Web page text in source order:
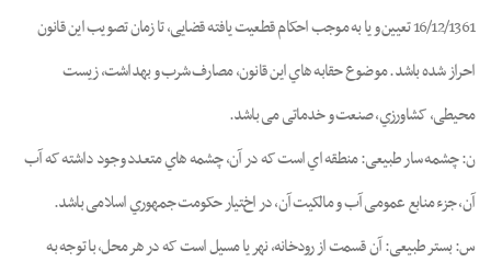
16/12/1361 ﺗﻌﯿﯿﻦ و ﯾﺎ ﺑﻪ ﻣﻮﺟﺐ اﺣﮑﺎم ﻗﻄﻌﯿﺖ ﯾﺎﻓﺘﻪ ﻗﻀﺎﯾﯽ، ﺗﺎ زﻣﺎن ﺗﺼﻮﯾﺐ اﯾﻦ ﻗﺎﻧﻮن
اﺣﺮاز ﺷﺪه ﺑﺎﺷﺪ. ﻣﻮﺿﻮع ﺣﻘﺎﺑﻪ ﻫﺎي اﯾﻦ ﻗﺎنون، ﻣﺼﺎرف ﺷﺮب و ﺑﻬﺪاﺷﺖ، زﯾﺴﺖ
ﻣﺤﯿﻄﯽ، ﮐﺸﺎورزي، ﺻﻨﻌﺖ و ﺧﺪﻣﺎﺗﯽ ﻣﯽ ﺑﺎﺷﺪ.
ن: ﭼﺸﻤﻪ ﺳﺎر ﻃﺒﯿﻌﯽ: ﻣﻨﻄﻘﻪ اي اﺳﺖ ﮐﻪ در آن، ﭼﺸﻤﻪ ﻫﺎي ﻣﺘﻌﺪد وﺟﻮد داﺷﺘﻪ ﮐﻪ آب
آن، ﺟﺰء ﻣﻨﺎﺑﻊ ﻋﻤﻮﻣﯽ آب و ﻣﺎﻟﮑﯿﺖ آن، در اخﺘﯿﺎر ﺣﮑﻮﻣﺖ ﺟﻤﻬﻮري اﺳﻼﻣﯽ ﺑﺎﺷﺪ.
س: ﺑﺴﺘﺮ ﻃﺒﯿﻌﯽ: آن ﻗﺴﻤﺖ از رودﺧﺎﻧﻪ، ﻧﻬﺮ ﯾﺎ ﻣﺴﯿﻞ اﺳﺖ ﮐﻪ در ﻫﺮ ﻣﺤﻞ، ﺑﺎ ﺗﻮﺟﻪ ﺑﻪ